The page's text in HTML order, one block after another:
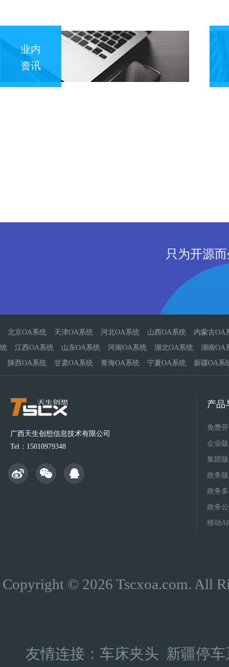
业内
资讯
只为开源
北京OA系统 天津OA系统 河北OA系统 山西OA系统
内蒙古OA
统
江西OA系统 山东OA系统 河南OA系统 湖北OA系统
湖南OA
陕西OA系统
甘肃OA系统 青海OA系统 宁夏OA系统 新疆OA系
广西天生创想信息技术有限公司
Tel：15010979348
产品
免费
企业版
集团版
政务版
政务
政务
移动
Copyright © 2026 Tscxoa.com. All
友情连接： 车床夹头 新疆停